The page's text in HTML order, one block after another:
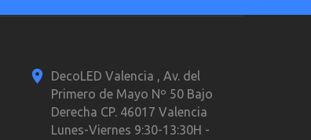
DecoLED Valencia , Av. del
Primero de Mayo Nº 50 Bajo
Derecha CP. 46017 Valencia
Lunes-Viernes 9:30-13:30H -